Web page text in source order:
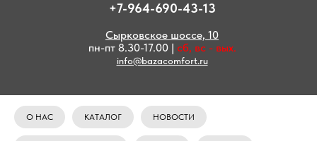
+7-964-690-43-13
Сырковское шоссе, 10
пн-пт 8.30-17.00 | сб, вс - вых.
info@bazacomfort.ru
О НАС КАТАЛОГ НОВОСТИ